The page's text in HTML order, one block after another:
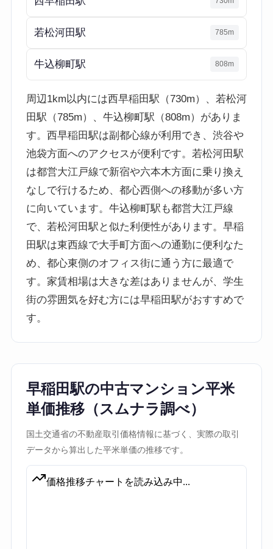
若松河田駅 785m
牛込柳町駅 808m
周辺1km以内には西早稲田駅（730m）、若松河
田駅（785m）、牛込柳町駅（808m）がありま
す。西早稲田駅は副都心線が利用でき、渋谷や
池袋方面へのアクセスが便利です。若松河田駅
は都営大江戸線で新宿や六本木方面に乗り換え
なしで行けるため、都心西側への移動が多い方
に向いています。牛込柳町駅も都営大江戸線
で、若松河田駅と似た利便性があります。早稲
田駅は東西線で大手町方面への通勤に便利なた
め、都心東側のオフィス街に通う方に最適で
す。家賃相場は大きな差はありませんが、学生
街の雰囲気を好む方には早稲田駅がおすすめで
す。
早稲田駅の中古マンション平米
単価推移（スムナラ調べ）
国土交通省の不動産取引価格情報に基づく、実際の取引
データから算出した平米単価の推移です。